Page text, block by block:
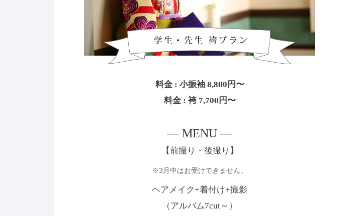
料金 : 小振袖 8,800円〜
料金 : 袴 7,700円〜
— MENU —
【前撮り・後撮り】
※3月中はお受けできません。
ヘアメイク+着付け+撮影
（アルバム7cut～）